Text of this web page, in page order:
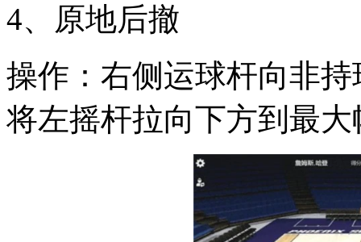
4、原地后撤
操作：右侧运球杆向非
将左摇杆拉向下方到最